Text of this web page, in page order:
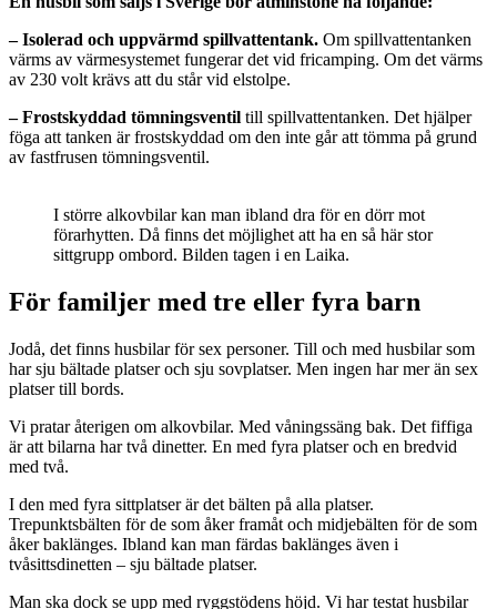
– Isolerad och uppvärmd spillvattentank. Om spillvattentanken
värms av värmesystemet fungerar det vid fricamping. Om det värms
av 230 volt krävs att du står vid elstolpe.
– Frostskyddad tömningsventil till spillvattentanken. Det hjälper
föga att tanken är frostskyddad om den inte går att tömma på grund
av fastfrusen tömningsventil.
I större alkovbilar kan man ibland dra för en dörr mot
förarhytten. Då finns det möjlighet att ha en så här stor
sittgrupp ombord. Bilden tagen i en Laika.
För familjer med tre eller fyra barn
Jodå, det finns husbilar för sex personer. Till och med husbilar som
har sju bältade platser och sju sovplatser. Men ingen har mer än sex
platser till bords.
Vi pratar återigen om alkovbilar. Med våningssäng bak. Det fiffiga
är att bilarna har två dinetter. En med fyra platser och en bredvid
med två.
I den med fyra sittplatser är det bälten på alla platser.
Trepunktsbälten för de som åker framåt och midjebälten för de som
åker baklänges. Ibland kan man färdas baklänges även i
tvåsittsdinetten – sju bältade platser.
Man ska dock se upp med ryggstödens höjd. Vi har testat husbilar